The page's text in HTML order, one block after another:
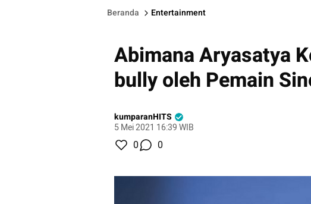
Beranda Entertainment
Abimana Aryasatya
bully oleh Pemain
kumparanHITS
5 Mei 2021 16:39 WIB
0 0